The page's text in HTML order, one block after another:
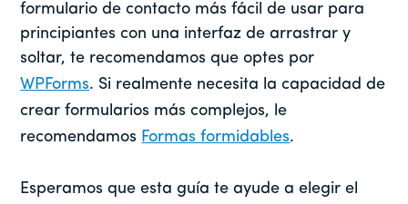
formulario de contacto más fácil de usar para
principiantes con una interfaz de arrastrar y
soltar, te recomendamos que optes por
WPForms. Si realmente necesita la capacidad de
crear formularios más complejos, le
recomendamos Formas formidables.
Esperamos que esta guía te ayude a elegir el